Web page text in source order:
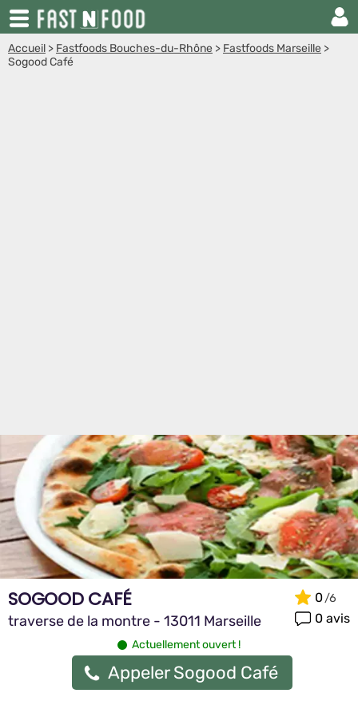
Accueil > Fastfoods Bouches-du-Rhône > Fastfoods Marseille >
Sogood Café
SOGOOD CAFÉ
traverse de la montre - 13011 Marseille
0
0 avis
Actuellement ouvert !
Appeler Sogood Café